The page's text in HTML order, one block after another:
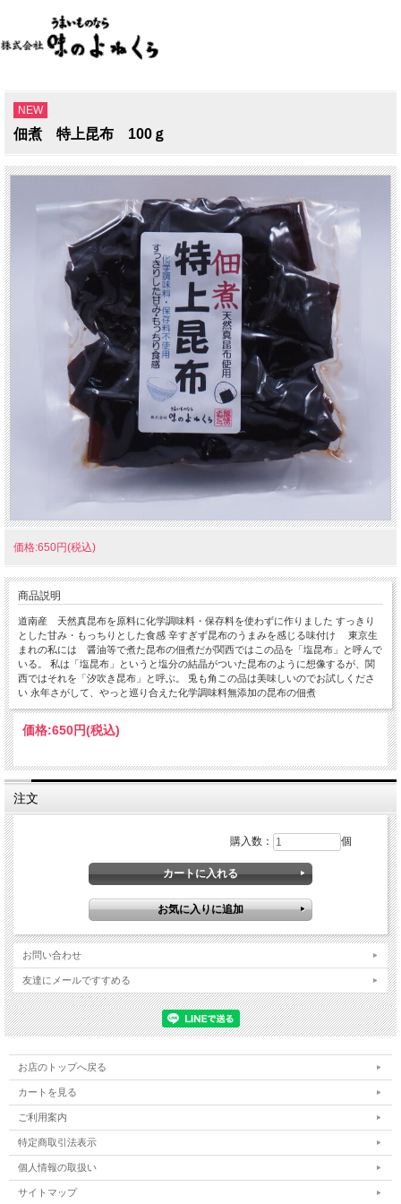
NEW
佃煮 特上昆布 100ｇ
価格:650円(税込)
商品説明
道南産 天然真昆布を原料に化学調味料・保存料を使わずに作りました すっきり
とした甘み・もっちりとした食感 辛すぎず昆布のうまみを感じる味付け 東京生
まれの私には 醤油等で煮た昆布の佃煮だが関西ではこの品を「塩昆布」と呼んで
いる。 私は「塩昆布」というと塩分の結晶がついた昆布のように想像するが、関
西ではそれを「汐吹き昆布」と呼ぶ。 兎も角この品は美味しいのでお試しくださ
い 永年さがして、やっと巡り合えた化学調味料無添加の昆布の佃煮
価格:650円(税込)
注文
購入数： 個
お問い合わせ
友達にメールですすめる
お店のトップへ戻る
カートを見る
ご利用案内
特定商取引法表示
個人情報の取扱い
サイトマップ